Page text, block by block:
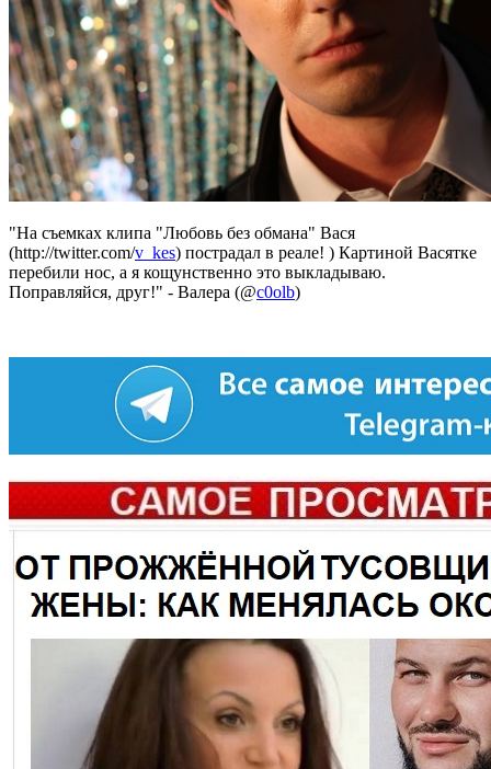
"На съемках клипа "Любовь без обмана" Вася
(http://twitter.com/v_kes) пострадал в реале! ) Картиной Васятке
перебили нос, а я кощунственно это выкладываю.
Поправляйся, друг!" - Валера (@c0olb)